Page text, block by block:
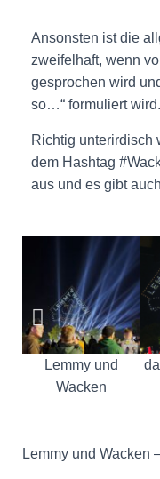
Ansonsten ist die
zweifelhaft, wenn
gesprochen wird
so…“ formuliert
Richtig unterirdisch
dem Hashtag
aus und es gibt
Lemmy und
Wacken
Lemmy und Wacken